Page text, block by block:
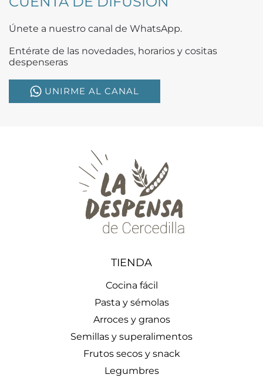
Únete a nuestro canal de WhatsApp.
Entérate de las novedades, horarios y cositas
despenseras
UNIRME AL CANAL
TIENDA
Cocina fácil
Pasta y sémolas
Arroces y granos
Semillas y superalimentos
Frutos secos y snack
Legumbres